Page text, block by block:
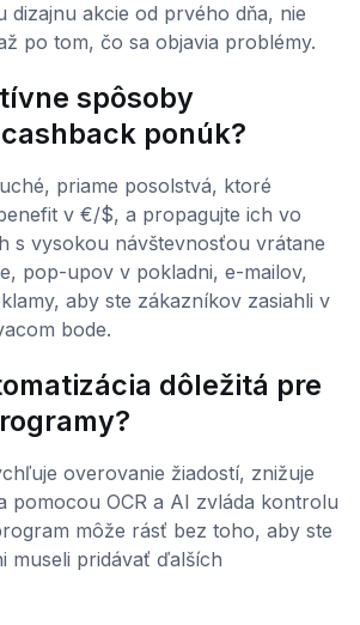
dizajnu akcie od prvého dňa, nie
po tom, čo sa objavia problémy.
spôsoby
ponúk?
priame posolstvá, ktoré
v €/$, a propagujte ich vo
s vysokou návštevnosťou vrátane
pop-upov v pokladni, e-mailov,
aby ste zákazníkov zasiahli v
bode.
dôležitá pre
overovanie žiadostí, znižuje
pomocou OCR a AI zvláda kontrolu
môže rásť bez toho, aby ste
museli pridávať ďalších